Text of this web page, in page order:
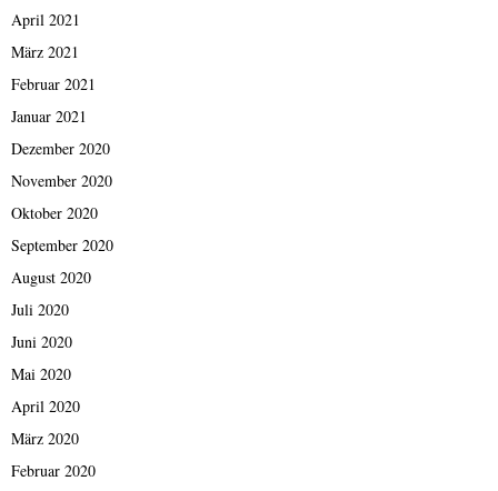
April 2021
März 2021
Februar 2021
Januar 2021
Dezember 2020
November 2020
Oktober 2020
September 2020
August 2020
Juli 2020
Juni 2020
Mai 2020
April 2020
März 2020
Februar 2020